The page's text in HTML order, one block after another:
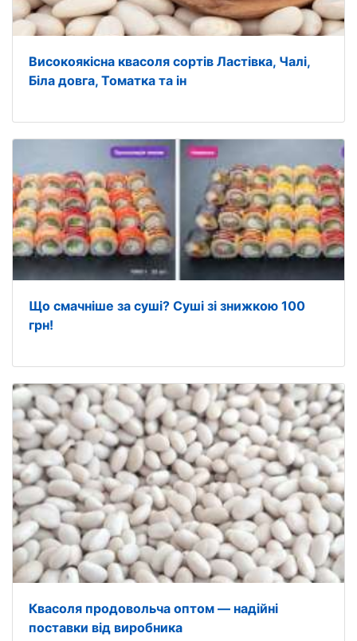
Високоякісна квасоля сортів Ластівка, Чалі,
Біла довга, Томатка та ін
Що смачніше за суші? Суші зі знижкою 100
грн!
Квасоля продовольча оптом — надійні
поставки від виробника